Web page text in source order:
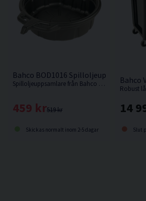
Bahco BOD1016 Spilloljeuppsamlare
Spilloljeuppsamlare från Bahco som underlättar ditt oljebyte genom att minska risken för spill.
519 kr
459 kr
Skickas normalt inom 2-5 dagar
Bahco
14
Slut